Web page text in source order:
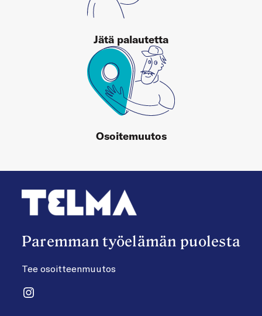
Jätä palautetta
Osoitemuutos
Paremman työelämän puolesta
Tee osoitteenmuutos
Instagram